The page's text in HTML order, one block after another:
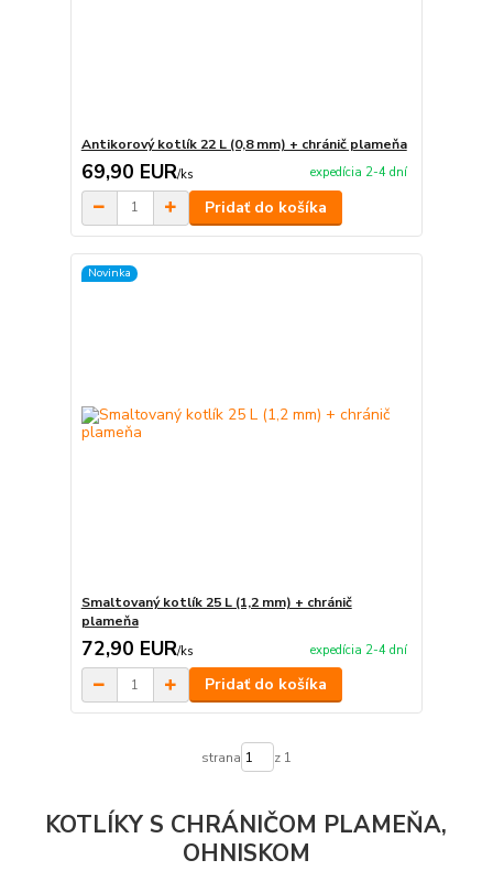
Antikorový kotlík 22 L (0,8 mm) + chránič plameňa
69,90 EUR/ks expedícia 2-4 dní
Pridať do košíka
Novinka
Smaltovaný kotlík 25 L (1,2 mm) + chránič
plameňa
72,90 EUR/ks expedícia 2-4 dní
Pridať do košíka
strana z 1
KOTLÍKY S CHRÁNIČOM PLAMEŇA,
OHNISKOM